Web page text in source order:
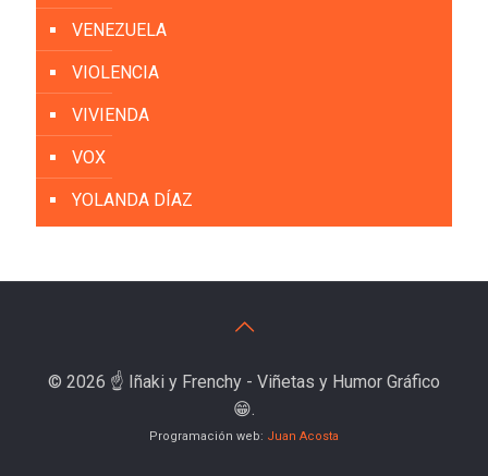
VENEZUELA
VIOLENCIA
VIVIENDA
VOX
YOLANDA DÍAZ
© 2026 ☝️ Iñaki y Frenchy - Viñetas y Humor Gráfico
😁.
Programación web: Juan Acosta